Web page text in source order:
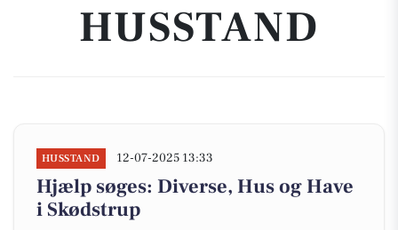
HUSSTAND
HUSSTAND 12-07-2025 13:33
Hjælp søges: Diverse, Hus og Have
i Skødstrup